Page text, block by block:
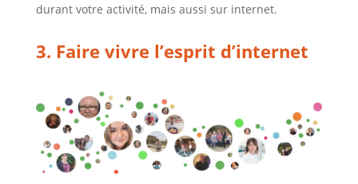
durant votre activité, mais aussi sur internet.
3. Faire vivre l’esprit d’internet